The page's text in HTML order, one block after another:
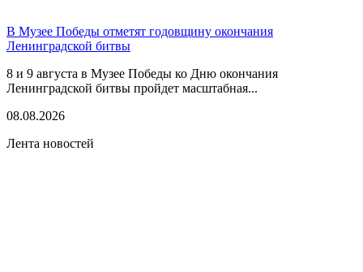
В Музее Победы отметят годовщину окончания
Ленинградской битвы
8 и 9 августа в Музее Победы ко Дню окончания
Ленинградской битвы пройдет масштабная...
08.08.2026
Лента новостей